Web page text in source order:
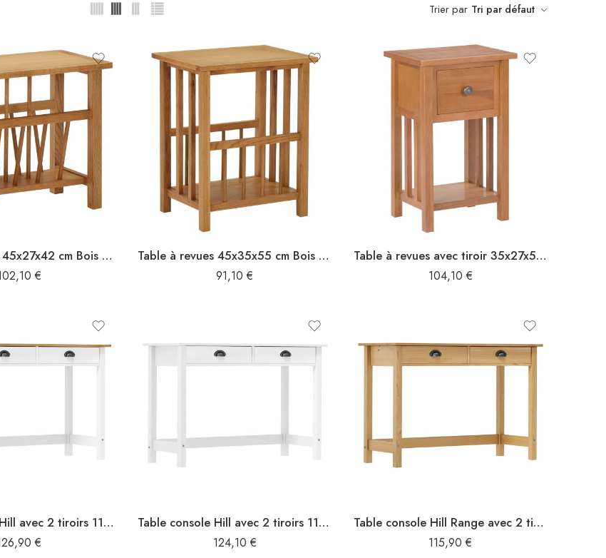
Trier par Tri par défaut
Table à revues 45x27x42 cm Bois de chêne solide
€
Table à revues 45x35x55 cm Bois de chêne solide
91,10€
Table à revues avec tiroir 35x27x55 cm Bois de chêne solide
104,10 €
Table console Hill avec 2 tiroirs 110x45x74 cm Pin solide
€
Table console Hill avec 2 tiroirs 110x45x74 cm Bois pin massif
124,10 €
Table console Hill Range avec 2 tiroirs 110x45x74 cm Pin solide
115,90€